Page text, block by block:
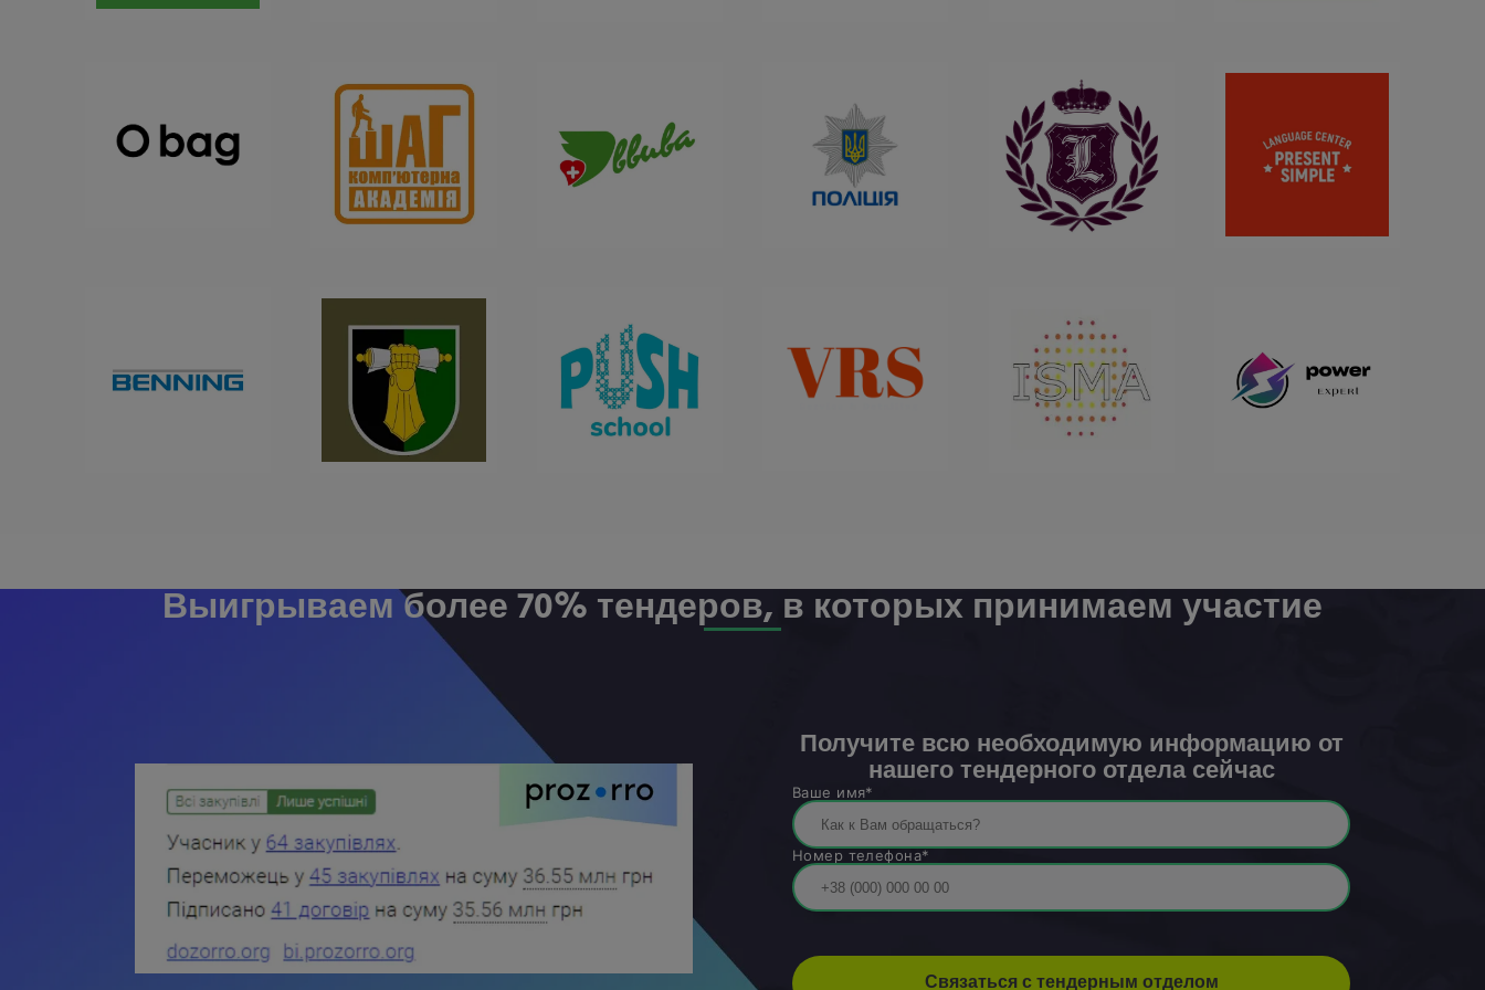
Выигрываем более 70% тендеров, в которых принимаем участие
Получите всю необходимую информацию от
нашего тендерного отдела сейчас
Ваше имя*
Номер телефона*
Связаться с тендерным отделом